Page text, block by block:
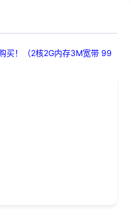
买！（2核2G内存3M宽带 99